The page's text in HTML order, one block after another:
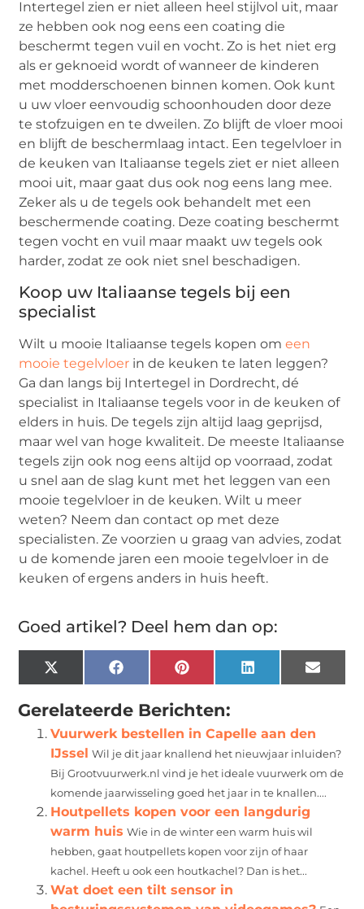
Intertegel zien er niet alleen heel stijlvol uit, maar
ze hebben ook nog eens een coating die
beschermt tegen vuil en vocht. Zo is het niet erg
als er geknoeid wordt of wanneer de kinderen
met modderschoenen binnen komen. Ook kunt
u uw vloer eenvoudig schoonhouden door deze
te stofzuigen en te dweilen. Zo blijft de vloer mooi
en blijft de beschermlaag intact. Een tegelvloer in
de keuken van Italiaanse tegels ziet er niet alleen
mooi uit, maar gaat dus ook nog eens lang mee.
Zeker als u de tegels ook behandelt met een
beschermende coating. Deze coating beschermt
tegen vocht en vuil maar maakt uw tegels ook
harder, zodat ze ook niet snel beschadigen.
Koop uw Italiaanse tegels bij een
specialist
Wilt u mooie Italiaanse tegels kopen omeen
mooie tegelvloer in de keuken te laten leggen?
Ga dan langs bij Intertegel in Dordrecht, dé
specialist in Italiaanse tegels voor in de keuken of
elders in huis. De tegels zijn altijd laag geprijsd,
maar wel van hoge kwaliteit. De meeste Italiaanse
tegels zijn ook nog eens altijd op voorraad, zodat
u snel aan de slag kunt met het leggen van een
mooie tegelvloer in de keuken. Wilt u meer
weten? Neem dan contact op met deze
specialisten. Ze voorzien u graag van advies, zodat
u de komende jaren een mooie tegelvloer in de
keuken of ergens anders in huis heeft.
Goed artikel? Deel hem dan op:
X
(Twitter)
FacebookPinterest LinkedIn Email
Gerelateerde Berichten:
Vuurwerk bestellen in Capelle aan den
IJssel Wil je dit jaar knallend het nieuwjaar inluiden?
Bij Grootvuurwerk.nl vind je het ideale vuurwerk om de
komende jaarwisseling goed het jaar in te knallen....
Houtpellets kopen voor een langdurig
warm huis Wie in de winter een warm huis wil
hebben, gaat houtpellets kopen voor zijn of haar
kachel. Heeft u ook een houtkachel? Dan is het...
Wat doet een tilt sensor in